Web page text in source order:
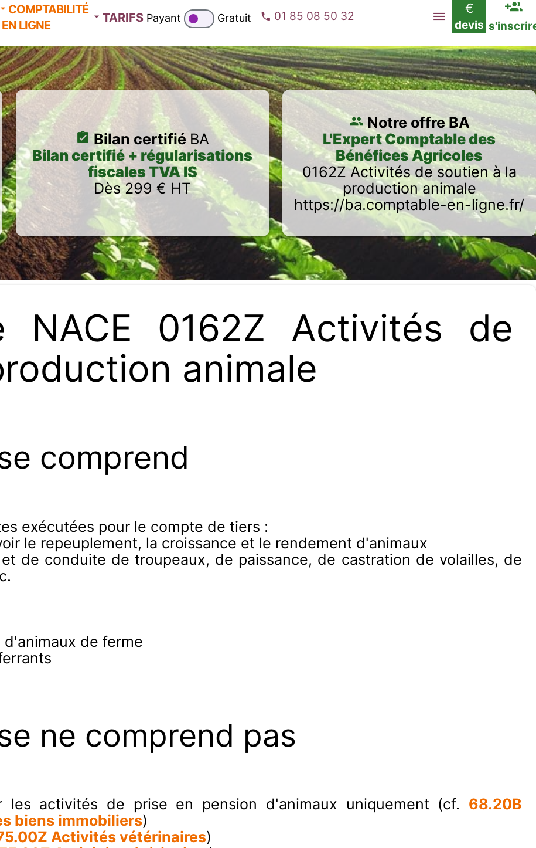
COMPTABILITÉ
EN LIGNE
TARIFS Payant Gratuit 01 85 08 50 32
€
devis
Bilan certifié BA
Bilan certifié + régularisations
fiscales TVA IS
Dès 299 € HT
Notre offre BA
L'Expert Comptable des
Bénéfices Agricoles
0162Z Activités de soutien à la
production animale
https://ba.comptable-en-ligne.fr/
NACE 0162Z Activités de
animale
comprend
exécutées pour le compte de tiers :
le repeuplement, la croissance et le rendement d'animaux
de conduite de troupeaux, de paissance, de castration de volailles, de
de ferme
ne comprend pas
activités de prise en pension d'animaux uniquement (cf. 68.20B
biens immobiliers)
Activités vétérinaires)